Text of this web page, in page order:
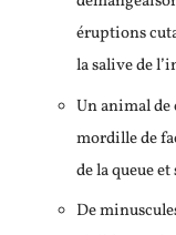
éruptions
la salive de
Un animal de
mordille de
de la queue
De